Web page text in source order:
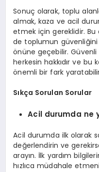
Sonuç olarak, toplu
almak, kaza ve acil
etmek için gereklidir.
de toplumun güvenliğini
önüne geçebilir.
herkesin hakkıdır ve bu
önemli bir fark
Sıkça Sorulan Sorular
Acil durumda ne
Acil durumda ilk olarak
değerlendirin ve
arayın. İlk yardım
hızlıca müdahale